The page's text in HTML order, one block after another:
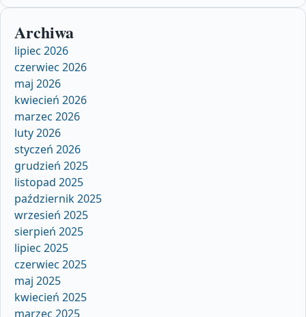
Archiwa
lipiec 2026
czerwiec 2026
maj 2026
kwiecień 2026
marzec 2026
luty 2026
styczeń 2026
grudzień 2025
listopad 2025
październik 2025
wrzesień 2025
sierpień 2025
lipiec 2025
czerwiec 2025
maj 2025
kwiecień 2025
marzec 2025